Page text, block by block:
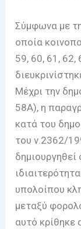
Σύμφωνα με
οποία
59, 60, 61, 62,
Μέχρι την
58Α), η
κατά του
του ν.2362/
υπολοίπου
μεταξύ
αυτό κρίθηκε